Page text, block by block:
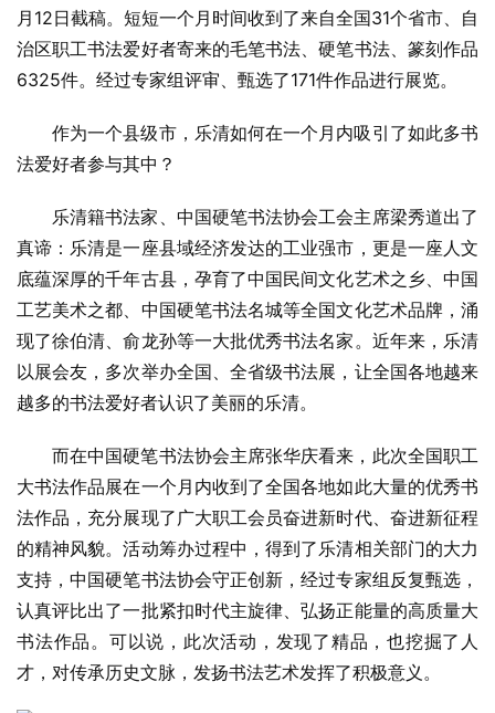
月12日截稿。短短一个月时间收到了来自全国31个省市、自
治区职工书法爱好者寄来的毛笔书法、硬笔书法、篆刻作品
6325件。经过专家组评审、甄选了171件作品进行展览。
作为一个县级市，乐清如何在一个月内吸引了如此多书
法爱好者参与其中？
乐清籍书法家、中国硬笔书法协会工会主席梁秀道出了
真谛：乐清是一座县域经济发达的工业强市，更是一座人文
底蕴深厚的千年古县，孕育了中国民间文化艺术之乡、中国
工艺美术之都、中国硬笔书法名城等全国文化艺术品牌，涌
现了徐伯清、俞龙孙等一大批优秀书法名家。近年来，乐清
以展会友，多次举办全国、全省级书法展，让全国各地越来
越多的书法爱好者认识了美丽的乐清。
而在中国硬笔书法协会主席张华庆看来，此次全国职工
大书法作品展在一个月内收到了全国各地如此大量的优秀书
法作品，充分展现了广大职工会员奋进新时代、奋进新征程
的精神风貌。活动筹办过程中，得到了乐清相关部门的大力
支持，中国硬笔书法协会守正创新，经过专家组反复甄选，
认真评比出了一批紧扣时代主旋律、弘扬正能量的高质量大
书法作品。可以说，此次活动，发现了精品，也挖掘了人
才，对传承历史文脉，发扬书法艺术发挥了积极意义。